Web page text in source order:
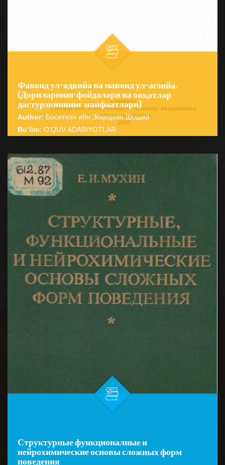
Фавоид ул-адвийа ва мавоид ул-ағзийа.
(Дориларнинг фойдалари ва овқатлар
дастурхонининг манфаатлари)
Author: Боситхон ибн Зоҳидхон Шоший
Bo‘lim: O'QUV ADABIYOTLAR
Ушбу китоб Ўзбекистон Республикаси Фанлар
академиясининг «Фан» нашриёти томонидан чоп
этилган бўлиб, анъанавий фармаколо...
BATAFSIL...
Структурные функционалные и
нейрохимические основы сложных форм
поведения